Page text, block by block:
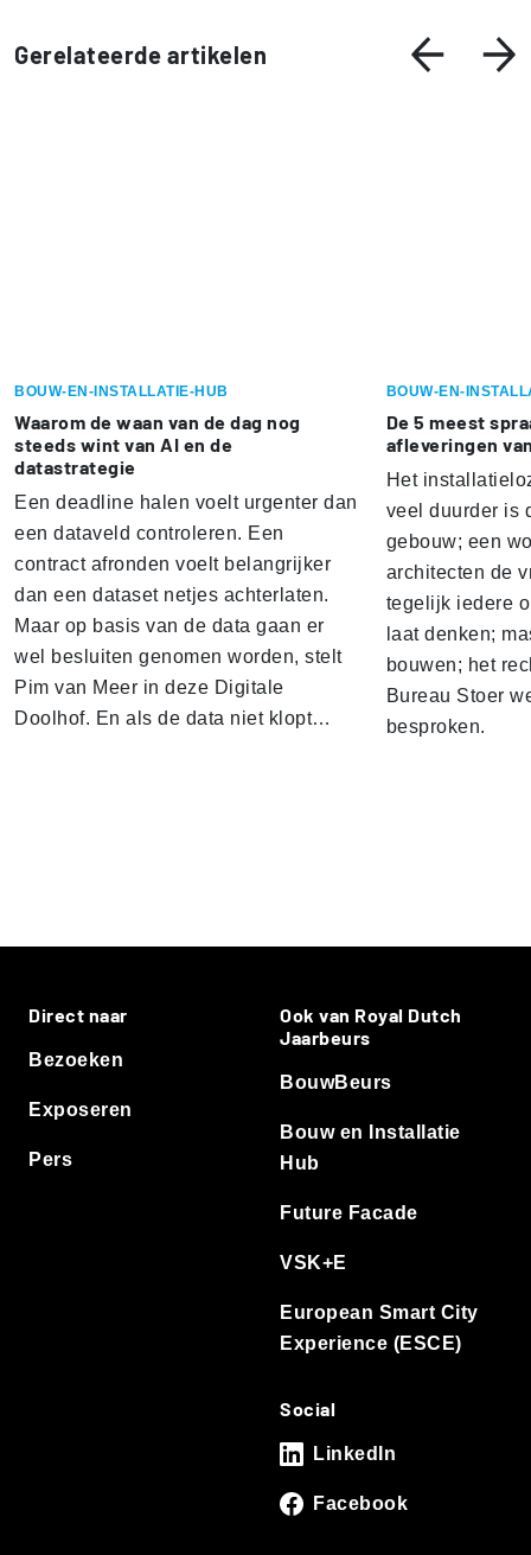
Gerelateerde artikelen
BOUW-EN-INSTALLATIE-HUB
Waarom de waan van de dag nog
steeds wint van AI en de
datastrategie
Een deadline halen voelt urgenter dan
een dataveld controleren. Een
contract afronden voelt belangrijker
dan een dataset netjes achterlaten.
Maar op basis van de data gaan er
wel besluiten genomen worden, stelt
Pim van Meer in deze Digitale
Doolhof. En als de data niet klopt…
BOUW-EN-
De 5 meest
afleveringen
Het
veel duurder is
gebouw; een
architecten de
tegelijk iedere
laat denken;
bouwen; het
Bureau Stoer
besproken.
Direct naar
Bezoeken
Exposeren
Pers
Ook van Royal Dutch
Jaarbeurs
BouwBeurs
Bouw en Installatie
Hub
Future Facade
VSK+E
European Smart City
Experience (ESCE)
Social
LinkedIn
Facebook